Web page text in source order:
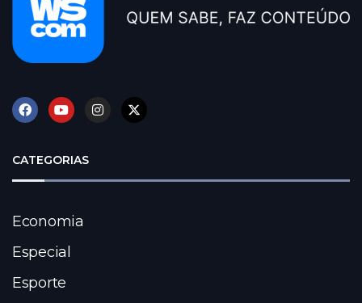
CATEGORIAS
Economia
Especial
Esporte